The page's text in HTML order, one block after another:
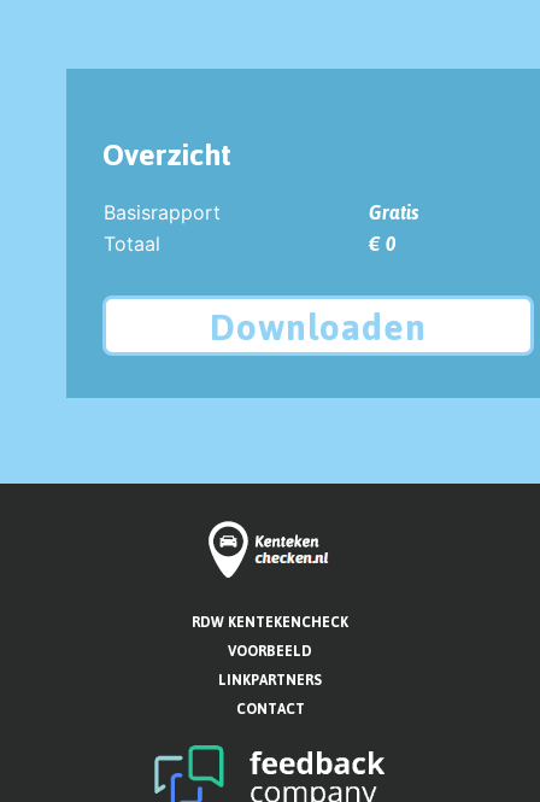
Overzicht
Basisrapport
Gratis
Totaal
€ 0
Downloaden
RDW KENTEKENCHECK
VOORBEELD
LINKPARTNERS
CONTACT